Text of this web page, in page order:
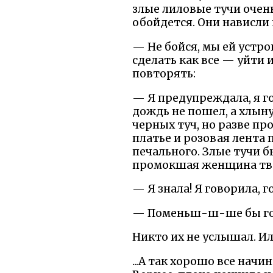
злые лиловые тучи
обойдется. Они нависли
— Не бойся, мы ей
сделать как все — уйти
повторять:
— Я предупреждала, я
дождь не пошел, а
черных туч, но разве
платье и розовая
печального. Злые тучи
промокшая женщина
— Я знала! Я говорила,
— Поменьш-ш-ше бы
Никто их не услышал.
...А так хорошо все